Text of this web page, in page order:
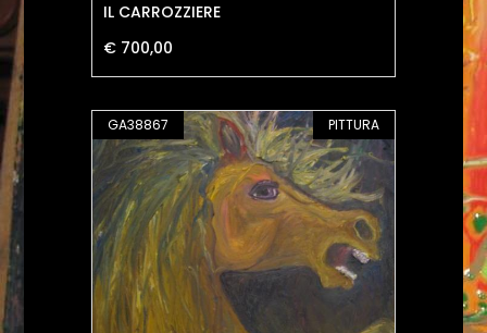
IL CARROZZIERE
€ 700,00
GA38867 PITTURA